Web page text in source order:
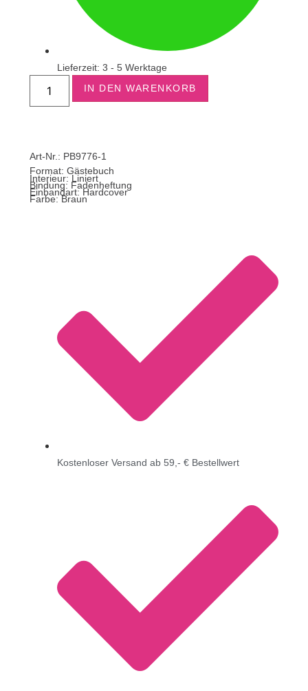
Lieferzeit: 3 - 5 Werktage
IN DEN WARENKORB
Art-Nr.: PB9776-1
Format: Gästebuch
Interieur: Liniert
Bindung: Fadenheftung
Einbandart: Hardcover
Farbe: Braun
Kostenloser Versand ab 59,- € Bestellwert